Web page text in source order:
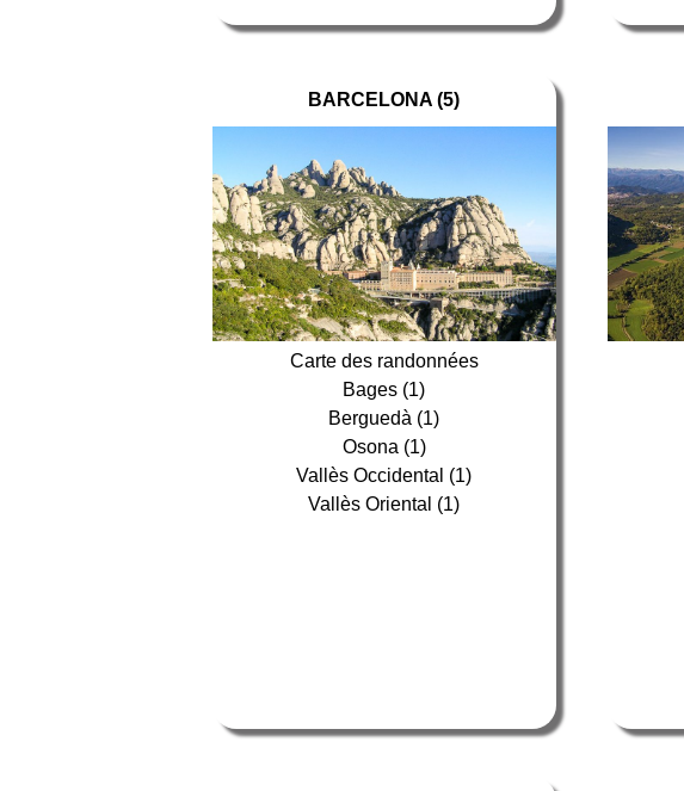
BARCELONA (5)
Carte des randonnées
Bages (1)
Berguedà (1)
Osona (1)
Vallès Occidental (1)
Vallès Oriental (1)